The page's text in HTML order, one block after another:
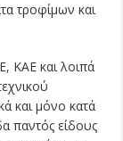
τροφίμων και
ΚΑΕ και λοιπά
και μόνο κατά
παντός είδους